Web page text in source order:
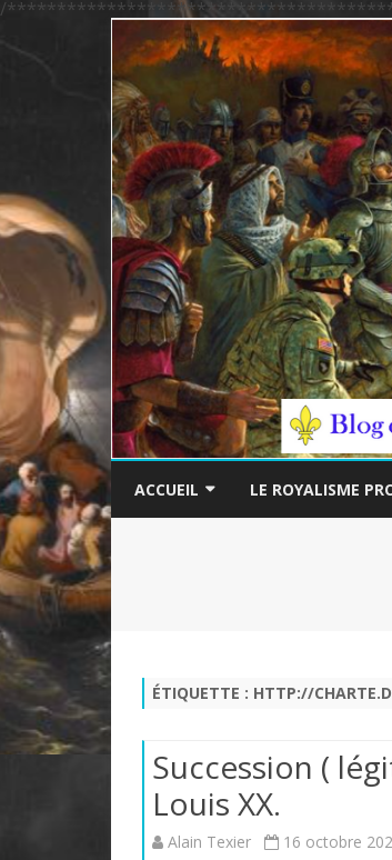
/
ACCUEIL LE ROYALISME
ÉTIQUETTE : HTTP://
Succession (
Louis XX.
Alain Texier 16 octobre